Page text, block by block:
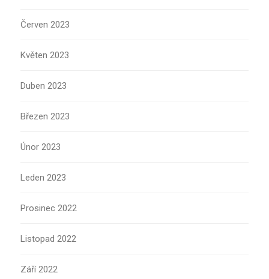
Červen 2023
Květen 2023
Duben 2023
Březen 2023
Únor 2023
Leden 2023
Prosinec 2022
Listopad 2022
Září 2022